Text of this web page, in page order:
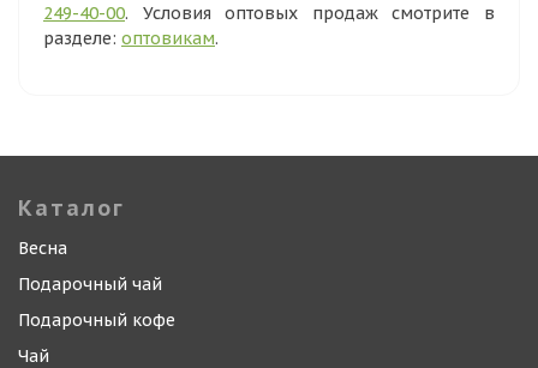
249-40-00. Условия оптовых продаж смотрите в
разделе: оптовикам.
Каталог
Весна
Подарочный чай
Подарочный кофе
Чай